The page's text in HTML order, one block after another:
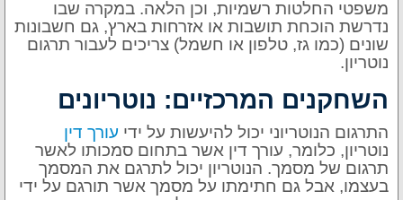
משפטי החלטות רשמיות, וכן הלאה. במקרה שבו
נדרשת הוכחת תושבות או אזרחות בארץ, גם חשבונות
שונים (כמו גז, טלפון או חשמל) צריכים לעבור תרגום
נוטריון.
השחקנים המרכזיים: נוטריונים
התרגום הנוטריוני יכול להיעשות על ידי עורך דין
נוטריון, כלומר, עורך דין אשר בתחום סמכותו לאשר
תרגום של מסמך. הנוטריון יכול לתרגם את המסמך
בעצמו, אבל גם חתימתו על מסמך אשר תורגם על ידי